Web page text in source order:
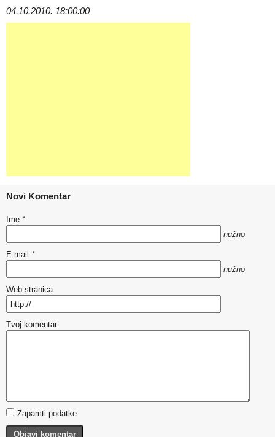
04.10.2010. 18:00:00
Novi Komentar
Ime *
nužno
E-mail *
nužno
Web stranica
Tvoj komentar
Zapamti podatke
Objavi komentar